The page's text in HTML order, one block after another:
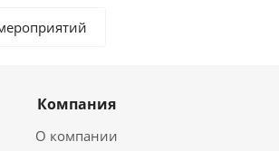
Компания
О компании